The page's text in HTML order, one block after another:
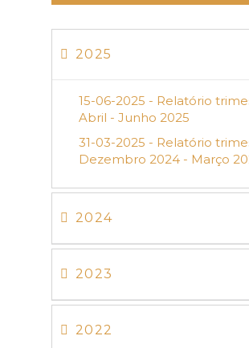
2025
15-06-2025 - Relatório
Abril - Junho 2025
31-03-2025 - Relatório
Dezembro 2024 - Março
2024
2023
2022